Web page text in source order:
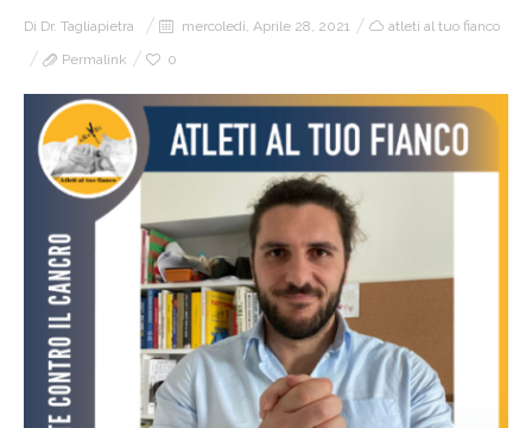
Di Dr. Tagliapietra mercoledì, Aprile 28, 2021
atleti al tuo fianco
Permalink
0